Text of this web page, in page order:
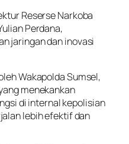
Reserse Narkoba
Perdana,
jaringan dan inovasi
Wakapolda Sumsel,
menekankan
di internal kepolisian
lebih efektif dan